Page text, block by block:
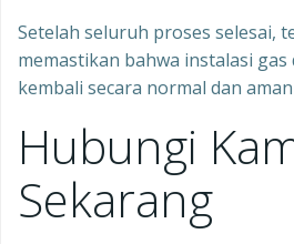
Setelah seluruh proses selesai,
memastikan bahwa instalasi
kembali secara normal dan
Hubungi
Sekarang